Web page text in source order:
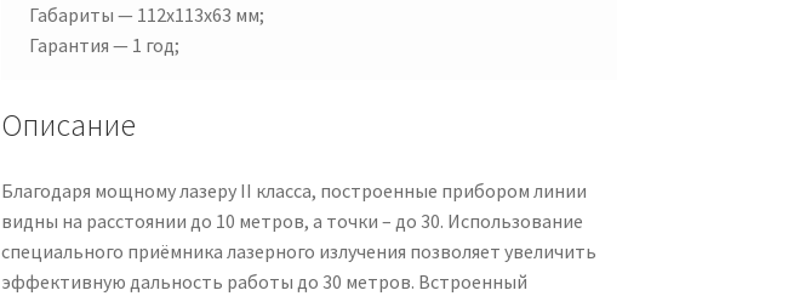
Габариты — 112х113х63 мм;
Гарантия — 1 год;
Описание
Благодаря мощному лазеру II класса, построенные прибором линии
видны на расстоянии до 10 метров, а точки – до 30. Использование
специального приёмника лазерного излучения позволяет увеличить
эффективную дальность работы до 30 метров. Встроенный